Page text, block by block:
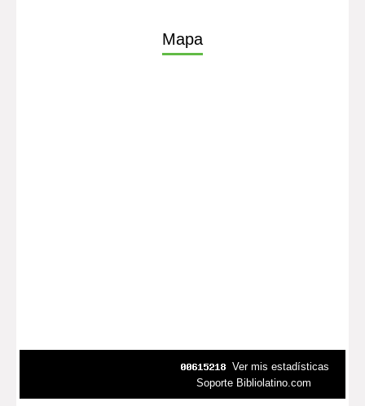
Mapa
Ver mis estadísticas
Soporte Bibliolatino.com